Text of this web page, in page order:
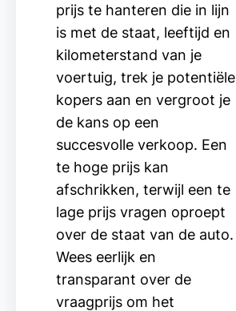
prijs te hanteren die in lijn
is met de staat, leeftijd en
kilometerstand van je
voertuig, trek je potentiële
kopers aan en vergroot je
de kans op een
succesvolle verkoop. Een
te hoge prijs kan
afschrikken, terwijl een te
lage prijs vragen oproept
over de staat van de auto.
Wees eerlijk en
transparant over de
vraagprijs om het